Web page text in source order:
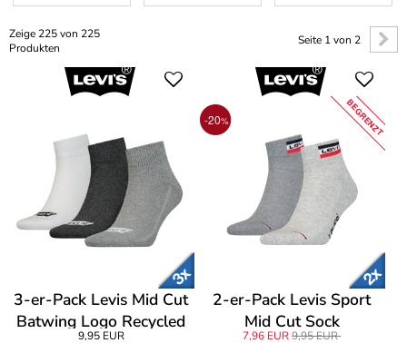
Seite 1 von 2
Zeige 225 von 225
Produkten
3-er-Pack Levis Mid Cut
Batwing Logo Recycled
9,95 EUR
-20% BEGRENZT
2-er-Pack Levis Sport
Mid Cut Sock
7,96 EUR 9,95 EUR